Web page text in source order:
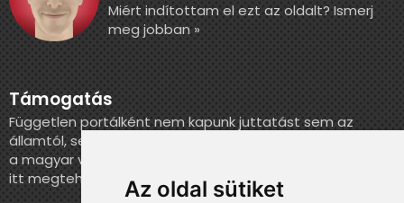
Az oldal sütiket
Miért indítottam el ezt az oldalt? Ismerj
meg jobban »
Támogatás
Független portálként nem kapunk juttatást sem az
államtól, sem más szervezettől. Ha szeretnél segíteni
a magyar válogatott történelmének feldolgozásában,
itt megteheted.